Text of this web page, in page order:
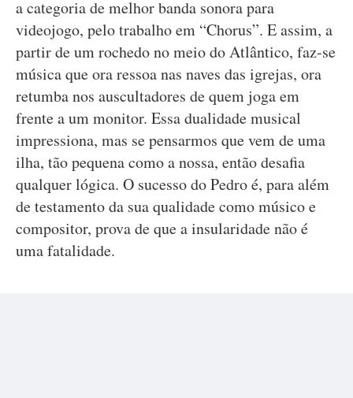
a categoria de melhor banda sonora para
videojogo, pelo trabalho em “Chorus”. E assim, a
partir de um rochedo no meio do Atlântico, faz-se
música que ora ressoa nas naves das igrejas, ora
retumba nos auscultadores de quem joga em
frente a um monitor. Essa dualidade musical
impressiona, mas se pensarmos que vem de uma
ilha, tão pequena como a nossa, então desafia
qualquer lógica. O sucesso do Pedro é, para além
de testamento da sua qualidade como músico e
compositor, prova de que a insularidade não é
uma fatalidade.